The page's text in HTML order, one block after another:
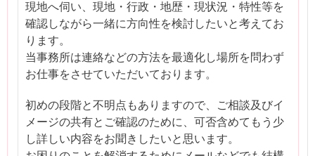
現地へ伺い、現地・行政・地歴・現状況・特性等を
確認しながら一緒に方向性を検討したいと考えてお
ります。
当事務所は連絡などの方法を最適化し場所を問わず
お仕事をさせていただいております。
初めの段階と不明点もありますので、ご相談及びイ
メージの共有とご確認のために、可否含めてもう少
し詳しい内容をお聞きしたいと思います。